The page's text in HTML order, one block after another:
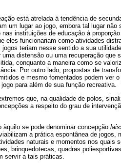
está atrelada à tendência de
um lugar ao jogo, embora tal lugar não
instituições de educação à
eles funcionariam como atividades
teriam nesse sentido a sua
distensão ou uma recuperação que
conquanto a maneira como se
Por outro lado, propostas de
e mesmo fomentados podem ver
para além de sua função recreativa.
que, na qualidade de polos,
a respeito do grau de
se pode denominar concepção
a prática espontânea de jogos,
naturais e momentos nos quais
brinquedotecas, quadras
servir a tais práticas.